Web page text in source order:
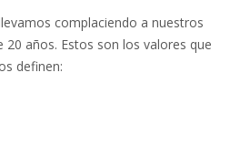
complaciendo a nuestros
20 años. Estos son los valores que
definen: